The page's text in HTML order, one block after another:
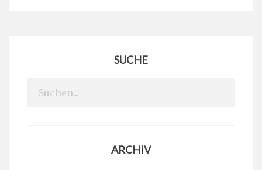
SUCHE
Search
ARCHIV